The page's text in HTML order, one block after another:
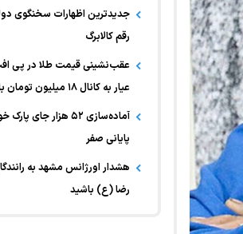
جدیدترین اظهارات سخنگوی
رقم کالابرگ
عیار به کانال ۱۸ میلیون تومان بازگشت
آماده‌سازی ۵۲ هزار
پایانی صفر
هشدار اورژانس مشهد به
رضا (ع) باشید